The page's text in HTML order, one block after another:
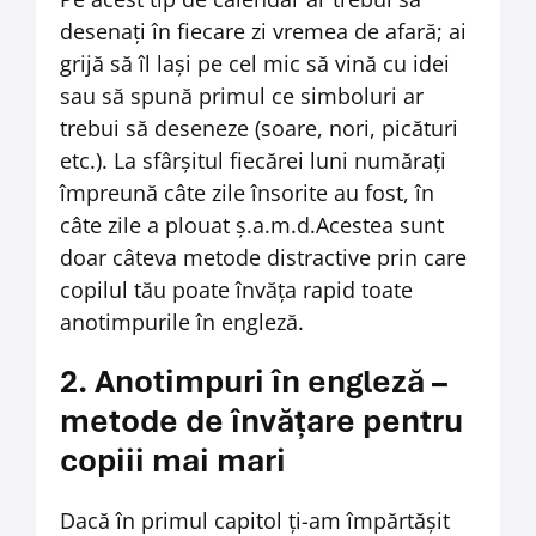
desenați în fiecare zi vremea de afară; ai
grijă să îl lași pe cel mic să vină cu idei
sau să spună primul ce simboluri ar
trebui să deseneze (soare, nori, picături
etc.). La sfârșitul fiecărei luni numărați
împreună câte zile însorite au fost, în
câte zile a plouat ș.a.m.d.Acestea sunt
doar câteva metode distractive prin care
copilul tău poate învăța rapid toate
anotimpurile în engleză.
2. Anotimpuri în engleză –
metode de învățare pentru
copiii mai mari
Dacă în primul capitol ți-am împărtășit